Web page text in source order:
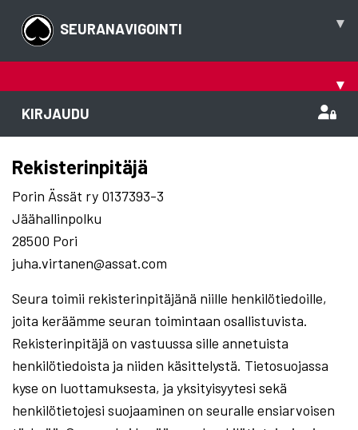
SEURANAVIGOINTI ▾
▾
KIRJAUDU
Rekisterinpitäjä
Porin Ässät ry 0137393-3
Jäähallinpolku
28500 Pori
juha.virtanen@assat.com
Seura toimii rekisterinpitäjänä niille henkilötiedoille,
joita keräämme seuran toimintaan osallistuvista.
Rekisterinpitäjä on vastuussa sille annetuista
henkilötiedoista ja niiden käsittelystä. Tietosuojassa
kyse on luottamuksesta, ja yksityisyytesi sekä
henkilötietojesi suojaaminen on seuralle ensiarvoisen